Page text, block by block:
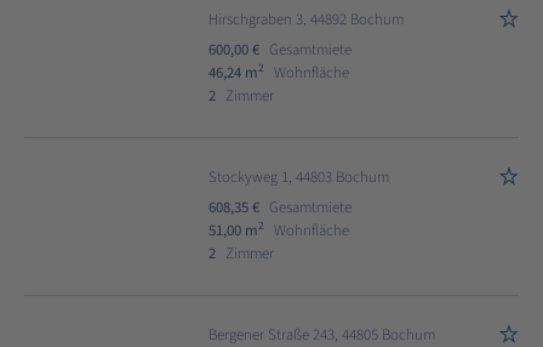
Hirschgraben 3, 44892 Bochum
600,00 € Gesamtmiete
46,24 m2
Wohnfläche
2 Zimmer
Stockyweg 1, 44803 Bochum
608,35 € Gesamtmiete
51,00 m2
Wohnfläche
2 Zimmer
Bergener Straße 243, 44805 Bochum